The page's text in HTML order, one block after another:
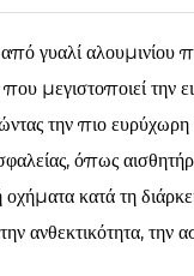
από γυαλί
μεγιστοποιεί την
την πιο ευρύχωρη
όπως
κατά τη
ανθεκτικότητα, την